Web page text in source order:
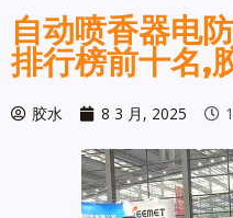
自动喷香器电
排行榜前十名,
胶水 8 3 月, 2025